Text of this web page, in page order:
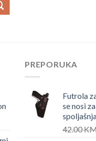
PREPORUKA
Futrola
se nosi
42.00